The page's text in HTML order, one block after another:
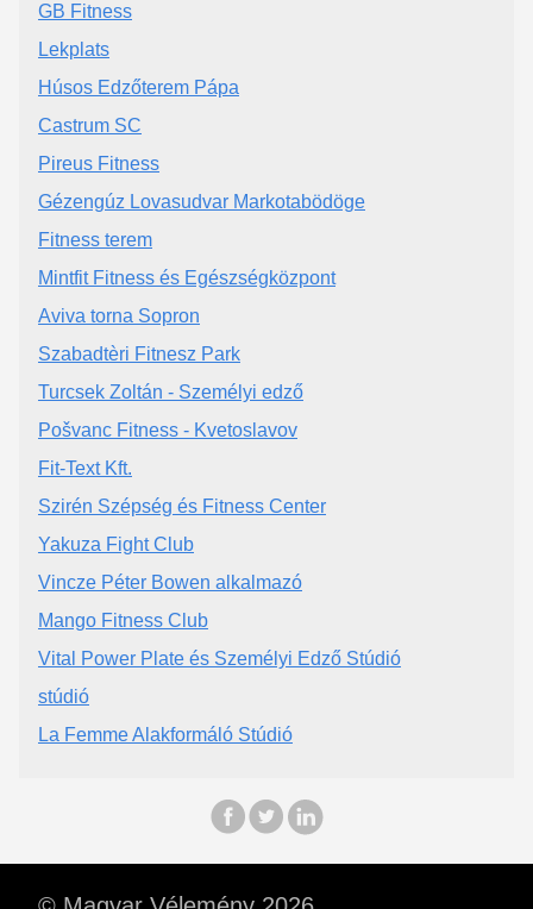
GB Fitness
Lekplats
Húsos Edzőterem Pápa
Castrum SC
Pireus Fitness
Gézengúz Lovasudvar Markotabödöge
Fitness terem
Mintfit Fitness és Egészségközpont
Aviva torna Sopron
Szabadtèri Fitnesz Park
Turcsek Zoltán - Személyi edző
Pošvanc Fitness - Kvetoslavov
Fit-Text Kft.
Szirén Szépség és Fitness Center
Yakuza Fight Club
Vincze Péter Bowen alkalmazó
Mango Fitness Club
Vital Power Plate és Személyi Edző Stúdió
stúdió
La Femme Alakformáló Stúdió